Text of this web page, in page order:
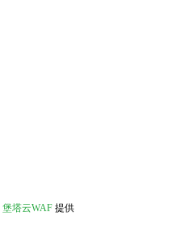
堡塔云WAF 提供